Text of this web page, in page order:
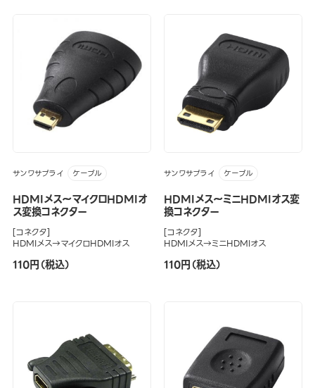
サンワサプライ ケーブル
HDMIメス～マイクロHDMIオ
ス変換コネクター
[コネクタ]
HDMIメス→マイクロHDMIオス
110円（税込）
サンワサプライ ケーブル
HDMIメス～ミニHDMIオス変
換コネクター
[コネクタ]
HDMIメス→ミニHDMIオス
110円（税込）